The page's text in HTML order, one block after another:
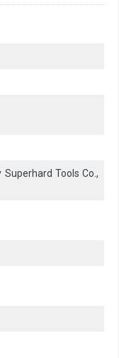
Tools Co.,